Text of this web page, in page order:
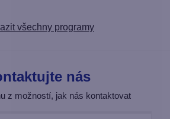
všechny programy
nás
z možností, jak nás kontaktovat